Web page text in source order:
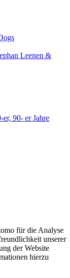
Leenen &
90- er Jahre
für die Analyse
unserer
der Website
hierzu